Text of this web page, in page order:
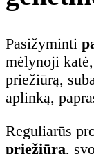
Pasižyminti
mėlynoji
priežiūrą,
aplinką,
Reguliarūs
priežiūra,